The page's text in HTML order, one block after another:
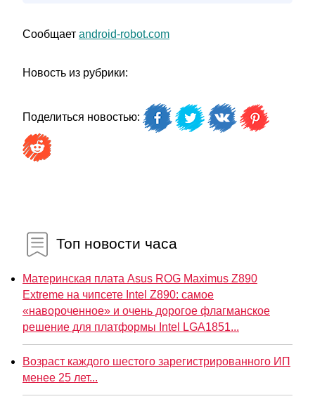
Сообщает android-robot.com
Новость из рубрики:
Поделиться новостью:
Топ новости часа
Материнская плата Asus ROG Maximus Z890
Extreme на чипсете Intel Z890: самое
«навороченное» и очень дорогое флагманское
решение для платформы Intel LGA1851...
Возраст каждого шестого зарегистрированного ИП
менее 25 лет...